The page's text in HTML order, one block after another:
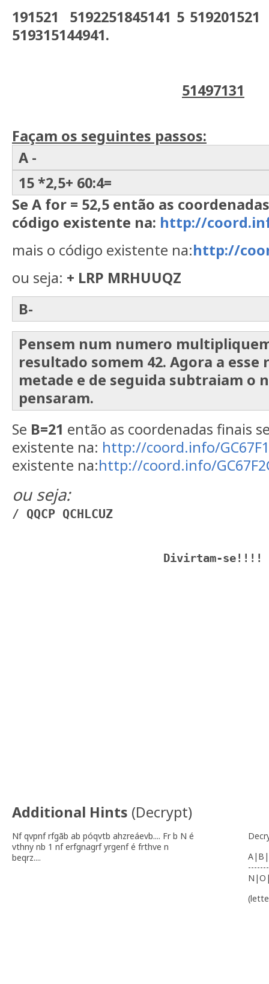
191521 5192251845141 5
519315144941.
51497131
Façam os seguintes passos:
A -
15 *2,5+ 60:4=
Se A for = 52,5 então as
código existente na: http://
mais o código existente na:http://
ou seja: + LRP MRHUUQZ
B-
Pensem num numero
resultado somem 42. Agora a
metade e de seguida subtraiam o
pensaram.
Se B=21 então as coordenadas finais
existente na: http://coord.info/
existente na:http://coord.info/
ou seja:
/ QQCP QCHLCUZ
Divirtam-se!!!!
Additional Hints (Decrypt)
Nf qvpnf rfgãb ab póqvtb ahzreáevb.... Fr b N é
vthny nb 1 nf erfgnagrf yrgenf é frthve n
beqrz....